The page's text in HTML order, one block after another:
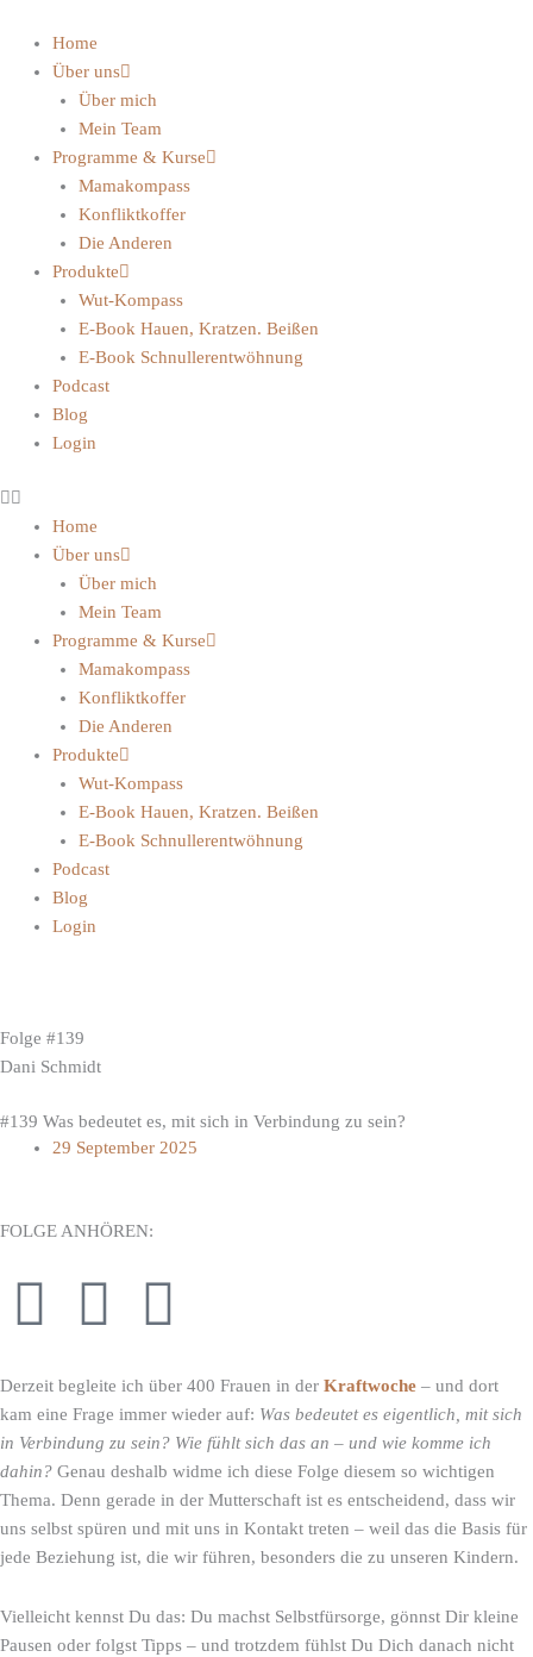
Home
Über uns
Über mich
Mein Team
Programme & Kurse
Mamakompass
Konfliktkoffer
Die Anderen
Produkte
Wut-Kompass
E-Book Hauen, Kratzen. Beißen
E-Book Schnullerentwöhnung
Podcast
Blog
Login
Home
Über uns
Über mich
Mein Team
Programme & Kurse
Mamakompass
Konfliktkoffer
Die Anderen
Produkte
Wut-Kompass
E-Book Hauen, Kratzen. Beißen
E-Book Schnullerentwöhnung
Podcast
Blog
Login
Folge #139
Dani Schmidt
#139 Was bedeutet es, mit sich in Verbindung zu sein?
29 September 2025
FOLGE ANHÖREN:
S
p
o
t
i
f
P
o
d
c
a
s
Y
o
u
t
u
b
Derzeit begleite ich über 400 Frauen in der Kraftwoche – und dort
kam eine Frage immer wieder auf: Was bedeutet es eigentlich, mit sich
in Verbindung zu sein? Wie fühlt sich das an – und wie komme ich
dahin? Genau deshalb widme ich diese Folge diesem so wichtigen
Thema. Denn gerade in der Mutterschaft ist es entscheidend, dass wir
uns selbst spüren und mit uns in Kontakt treten – weil das die Basis für
jede Beziehung ist, die wir führen, besonders die zu unseren Kindern.
Vielleicht kennst Du das: Du machst Selbstfürsorge, gönnst Dir kleine
Pausen oder folgst Tipps – und trotzdem fühlst Du Dich danach nicht